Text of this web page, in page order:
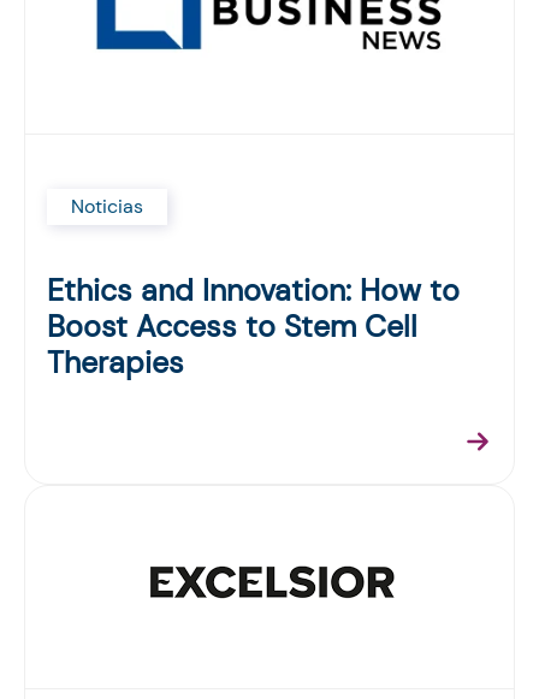
Noticias
Ethics and Innovation: How to
Boost Access to Stem Cell
Therapies